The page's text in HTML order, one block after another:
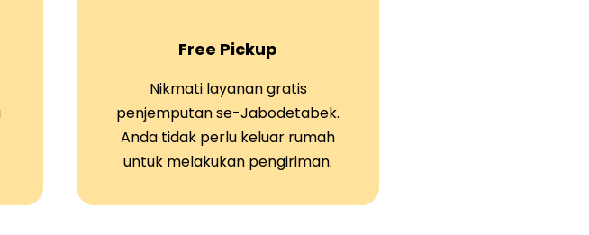
Free Pickup
Nikmati layanan gratis
penjemputan se-Jabodetabek.
Anda tidak perlu keluar rumah
untuk melakukan pengiriman.